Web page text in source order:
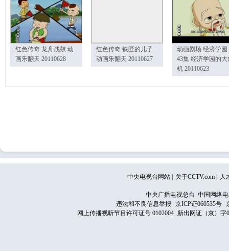
红色传奇 龙舟战鼓 动
画乐翻天 20110628
红色传奇 铁匠的儿子
动画乐翻天 20110627
动画剧场 经济学园
43集 经济学园的大
机 20110623
中央电视台网站 关于CCTV.com 人
中央广播电视总台 中国网络
违法和不良信息举报
京ICP证060535号
网上传播视听节目许可证号 0102004 新出网证（京）